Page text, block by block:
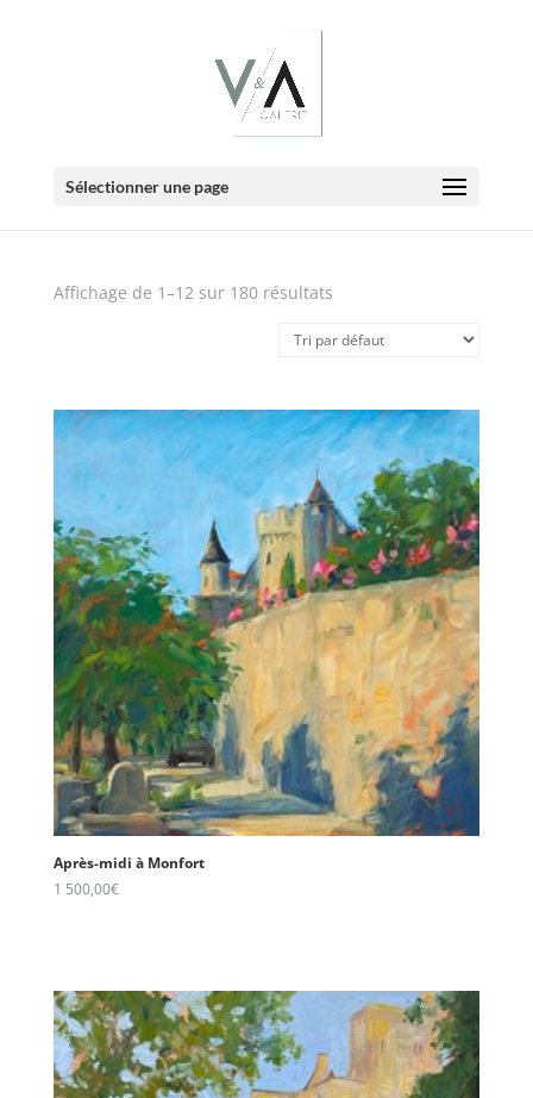
Sélectionner une page
E-Boutique
Affichage de 1–12 sur 180 résultats
Après-midi à Monfort
1 500,00€